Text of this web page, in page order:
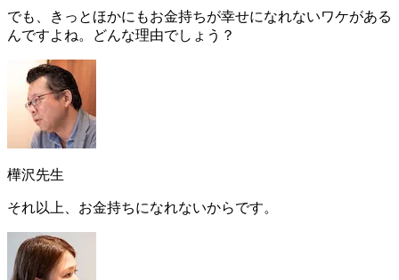
でも、きっとほかにもお金持ちが幸せになれないワケがある
んですよね。どんな理由でしょう？
樺沢先生
それ以上、お金持ちになれないからです。